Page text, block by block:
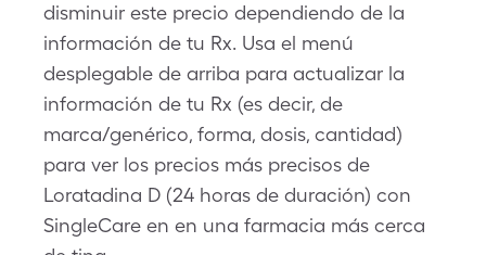
disminuir este precio dependiendo de la
información de tu Rx. Usa el menú
desplegable de arriba para actualizar la
información de tu Rx (es decir, de
marca/genérico, forma, dosis, cantidad)
para ver los precios más precisos de
Loratadina D (24 horas de duración) con
SingleCare en en una farmacia más cerca